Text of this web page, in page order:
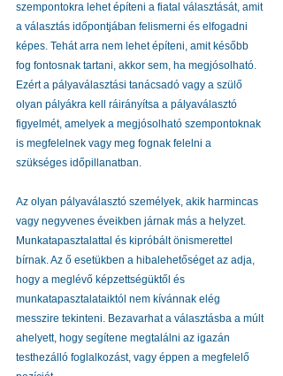
szempontokra lehet építeni a fiatal választását, amit
a választás időpontjában felismerni és elfogadni
képes. Tehát arra nem lehet építeni, amit később
fog fontosnak tartani, akkor sem, ha megjósolható.
Ezért a pályaválasztási tanácsadó vagy a szülő
olyan pályákra kell ráirányítsa a pályaválasztó
figyelmét, amelyek a megjósolható szempontoknak
is megfelelnek vagy meg fognak felelni a
szükséges időpillanatban.
Az olyan pályaválasztó személyek, akik harmincas
vagy negyvenes éveikben járnak más a helyzet.
Munkatapasztalattal és kipróbált önismerettel
bírnak. Az ő esetükben a hibalehetőséget az adja,
hogy a meglévő képzettségüktől és
munkatapasztalataiktól nem kívánnak elég
messzire tekinteni. Bezavarhat a választásba a múlt
ahelyett, hogy segítene megtalálni az igazán
testhezálló foglalkozást, vagy éppen a megfelelő